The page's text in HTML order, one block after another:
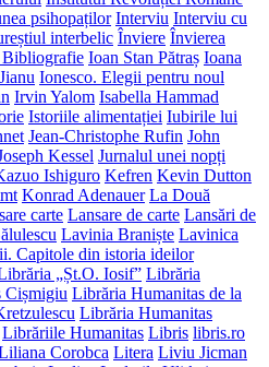
psihopaților Interviu Interviu cu
interbelic Înviere Învierea
Bibliografie Ioan Stan Pătraș Ioana
Ionesco. Elegii pentru noul
Irvin Yalom Isabella Hammad
Istoriile alimentației Iubirile lui
Jean-Christophe Rufin John
Kessel Jurnalul unei nopți
Ishiguro Kefren Kevin Dutton
Konrad Adenauer La Două
carte Lansare de carte Lansări de
Lavinia Braniște Lavinica
Capitole din istoria ideilor
„Șt.O. Iosif” Librăria
Cișmigiu Librăria Humanitas de la
Librăria Humanitas
Librăriile Humanitas Libris libris.ro
Corobca Litera Liviu Jicman